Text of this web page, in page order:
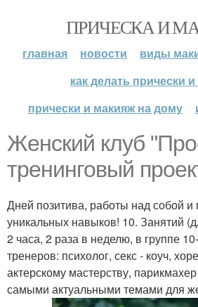
ПРИЧЕСКА И
главная новости
виды
как делать прически
прически и макияж на дому
Женский клуб
тренинговый
Дней позитива, работы над собой
уникальных навыков! 10. Занятий
2 часа, 2 раза в неделю, в группе
тренеров: психолог, секс - коуч,
актерскому мастерству,
самыми актуальными темами для